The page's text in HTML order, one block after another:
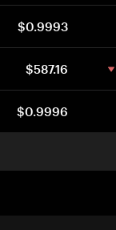
$0.9993
$587.16
$0.9996